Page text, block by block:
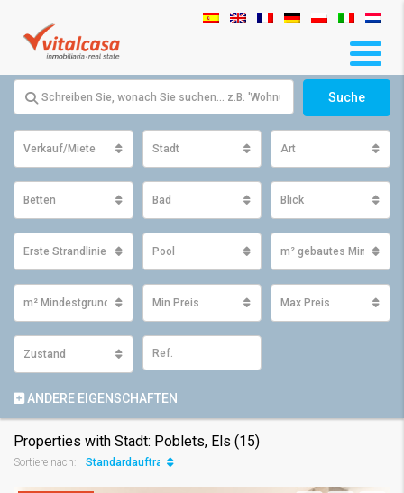
Suche
Verkauf/Miete Stadt Art
Betten Bad Blick
Erste Strandlinie Pool m² gebautes Minimum
m² Mindestgrundfläche Min Preis Max Preis
Zustand
ANDERE EIGENSCHAFTEN
Properties with Stadt: Poblets, Els (15)
Sortiere nach: Standardauftrag